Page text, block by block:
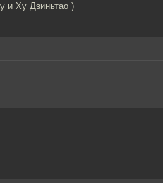
и Ху Дзиньтао )